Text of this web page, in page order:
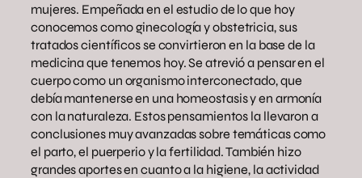
mujeres. Empeñada en el estudio de lo que hoy
conocemos como ginecología y obstetricia, sus
tratados científicos se convirtieron en la base de la
medicina que tenemos hoy. Se atrevió a pensar en el
cuerpo como un organismo interconectado, que
debía mantenerse en una homeostasis y en armonía
con la naturaleza. Estos pensamientos la llevaron a
conclusiones muy avanzadas sobre temáticas como
el parto, el puerperio y la fertilidad. También hizo
grandes aportes en cuanto a la higiene, la actividad